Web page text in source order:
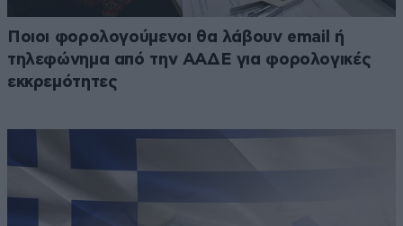
Ποιοι φορολογούμενοι θα λάβουν email ή
τηλεφώνημα από την ΑΑΔΕ για φορολογικές
εκκρεμότητες